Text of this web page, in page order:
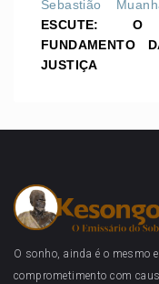
Sebastião
ESCUTE: O
FUNDAMENTO
JUSTIÇA
O sonho, ainda é o mesmo
comprometimento com